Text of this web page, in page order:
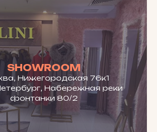
SHOWROOM
Нижегородская 76к1
Набережная реки
фонтанки 80/2